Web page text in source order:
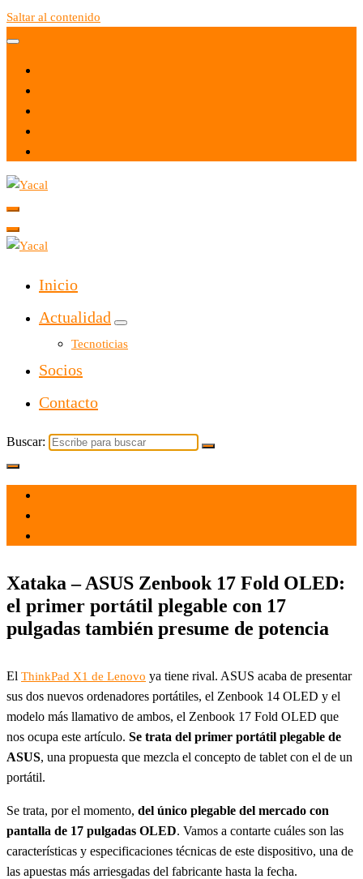
Saltar al contenido
Yacal micro hosting
Inicio
Actualidad
Tecnoticias
Socios
Contacto
Buscar:
Xataka – ASUS Zenbook 17 Fold OLED:
el primer portátil plegable con 17
pulgadas también presume de potencia
El ThinkPad X1 de Lenovo ya tiene rival. ASUS acaba de presentar
sus dos nuevos ordenadores portátiles, el Zenbook 14 OLED y el
modelo más llamativo de ambos, el Zenbook 17 Fold OLED que
nos ocupa este artículo. Se trata del primer portátil plegable de
ASUS, una propuesta que mezcla el concepto de tablet con el de un
portátil.
Se trata, por el momento, del único plegable del mercado con
pantalla de 17 pulgadas OLED. Vamos a contarte cuáles son las
características y especificaciones técnicas de este dispositivo, una de
las apuestas más arriesgadas del fabricante hasta la fecha.